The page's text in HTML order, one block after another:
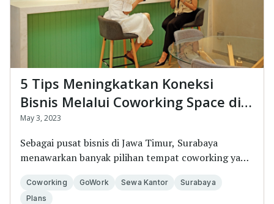
5 Tips Meningkatkan Koneksi
Bisnis Melalui Coworking Space di
Surabaya
May 3, 2023
Sebagai pusat bisnis di Jawa Timur, Surabaya
menawarkan banyak pilihan tempat coworking yang
Coworking GoWork Sewa Kantor
Surabaya
Plans